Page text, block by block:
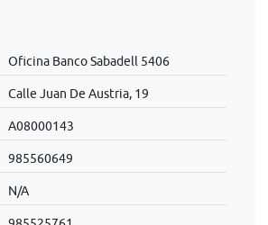
Oficina Banco Sabadell 5406
Calle Juan De Austria, 19
A08000143
985560649
N/A